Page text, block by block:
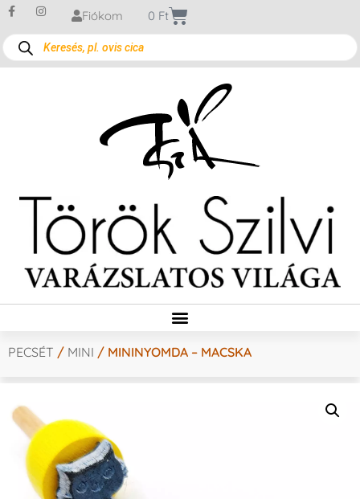
Fiókom 0 Ft
PECSÉT / MINI / MININYOMDA – MACSKA